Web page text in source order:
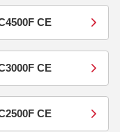
CE
CE
CE